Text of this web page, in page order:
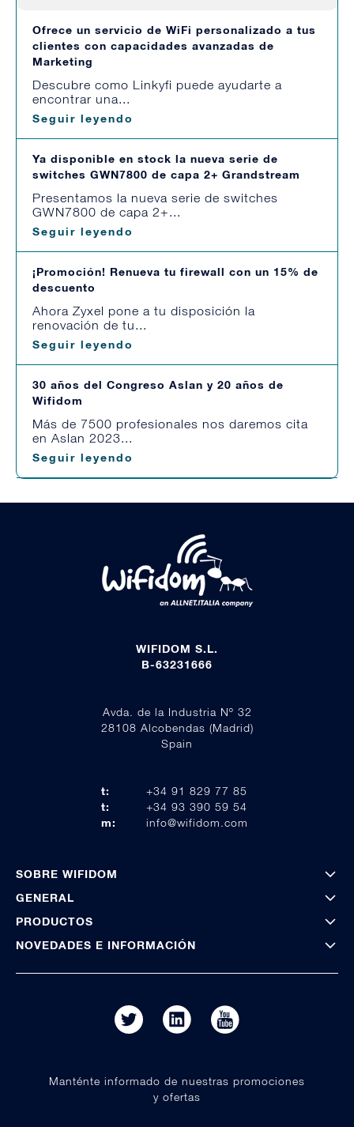
Ofrece un servicio de WiFi personalizado a tus
clientes con capacidades avanzadas de
Marketing
Descubre como Linkyfi puede ayudarte a
encontrar una...
Seguir leyendo
Ya disponible en stock la nueva serie de
switches GWN7800 de capa 2+ Grandstream
Presentamos la nueva serie de switches
GWN7800 de capa 2+...
Seguir leyendo
¡Promoción! Renueva tu firewall con un 15% de
descuento
Ahora Zyxel pone a tu disposición la
renovación de tu...
Seguir leyendo
30 años del Congreso Aslan y 20 años de
Wifidom
Más de 7500 profesionales nos daremos cita
en Aslan 2023...
Seguir leyendo
WIFIDOM S.L.
B-63231666
Avda. de la Industria Nº 32
28108 Alcobendas (Madrid)
Spain
t:
+34 91 829 77 85
t:
+34 93 390 59 54
m:
info@wifidom.com
SOBRE WIFIDOM
GENERAL
PRODUCTOS
NOVEDADES E INFORMACIÓN
Manténte informado de nuestras promociones
y ofertas